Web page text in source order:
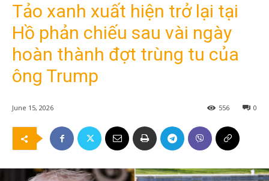
Tảo xanh xuất hiện trở lại tại
Hồ phản chiếu sau vài ngày
hoàn thành đợt trùng tu của
ông Trump
June 15, 2026 0
556